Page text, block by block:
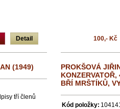
Detail 100,- Kč
(1949)
tří členů
PROKŠOVÁ
BŘÍ MRŠTÍKŮ,
Kód položky: